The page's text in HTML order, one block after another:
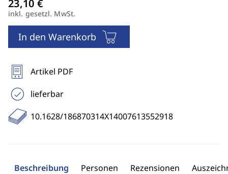
inkl. gesetzl. MwSt.
In den Warenkorb
Artikel PDF
lieferbar
10.1628/186870314X14007613552918
Beschreibung Personen Rezensionen